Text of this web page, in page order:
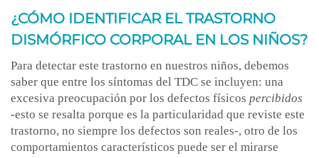
¿CÓMO IDENTIFICAR EL TRASTORNO
DISMÓRFICO CORPORAL EN LOS NIÑOS?
Para detectar este trastorno en nuestros niños, debemos
saber que entre los síntomas del TDC se incluyen: una
excesiva preocupación por los defectos físicos percibidos
-esto se resalta porque es la particularidad que reviste este
trastorno, no siempre los defectos son reales-, otro de los
comportamientos característicos puede ser el mirarse